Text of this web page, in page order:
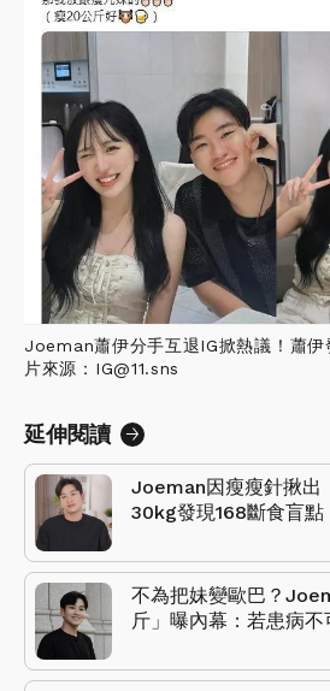
Joeman蕭伊分手互退IG掀熱議！蕭伊
片來源：IG@11.sns
延伸閱讀
Joeman因瘦瘦針揪出
30kg發現168斷食盲點
不為把妹變歐巴？
斤」曝內幕：若患病不